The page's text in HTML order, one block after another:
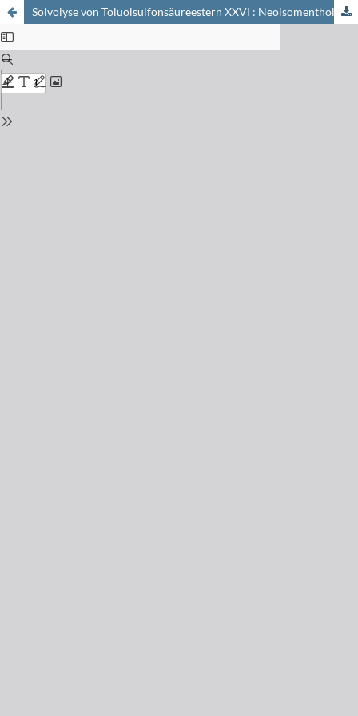
Solvolyse von Toluolsulfonsäureestern XXVI : Neoisomenthol